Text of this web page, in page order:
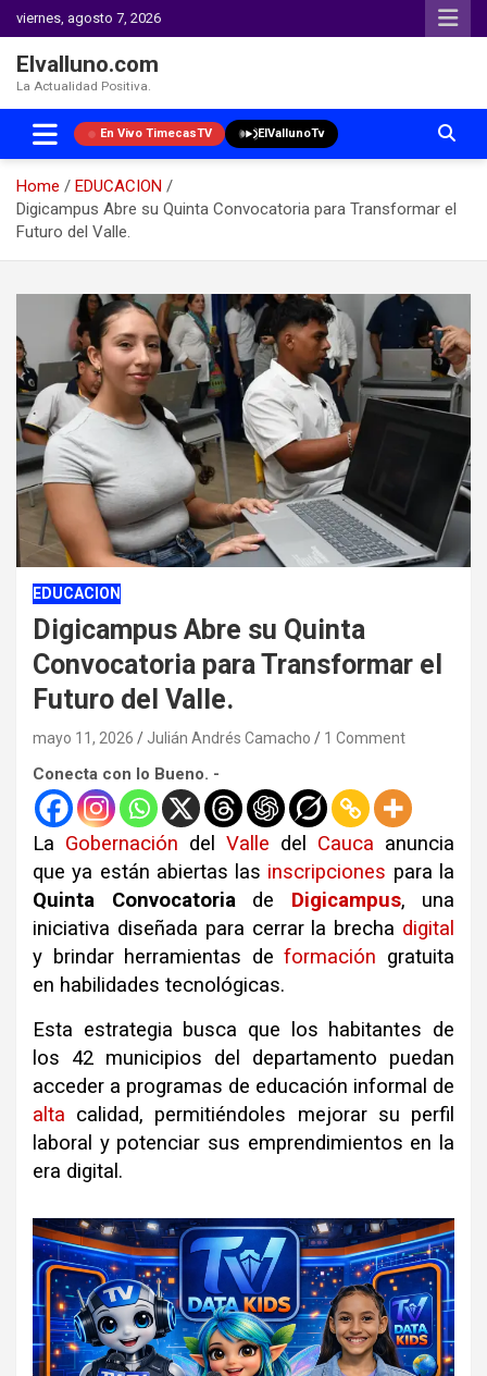
viernes, agosto 7, 2026
Elvalluno.com
La Actualidad Positiva.
En Vivo TimecasTV ElVallunoTv
Home
EDUCACION
Digicampus Abre su Quinta Convocatoria para Transformar el
Futuro del Valle.
EDUCACION
Digicampus Abre su Quinta
Convocatoria para Transformar el
Futuro del Valle.
mayo 11, 2026 Julián Andrés Camacho 1 Comment
Conecta con lo Bueno. -
La Gobernación del Valle del Cauca anuncia
que ya están abiertas las inscripciones para la
Quinta Convocatoriade Digicampus, una
iniciativa diseñada para cerrar la brecha digital
y brindar herramientas deformación gratuita
en habilidades tecnológicas.
Esta estrategia busca que los habitantes de
los 42 municipios del departamento puedan
acceder a programas de educación informal de
alta calidad, permitiéndoles mejorar su perfil
laboral y potenciar sus emprendimientos en la
era digital .